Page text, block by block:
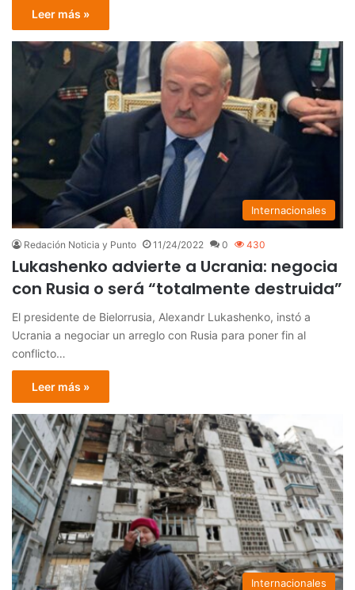
Leer más »
Internacionales
Redación Noticia y Punto 11/24/2022 0 430
Lukashenko advierte a Ucrania: negocia
con Rusia o será “totalmente destruida”
El presidente de Bielorrusia, Alexandr Lukashenko, instó a
Ucrania a negociar un arreglo con Rusia para poner fin al
conflicto…
Leer más »
Internacionales